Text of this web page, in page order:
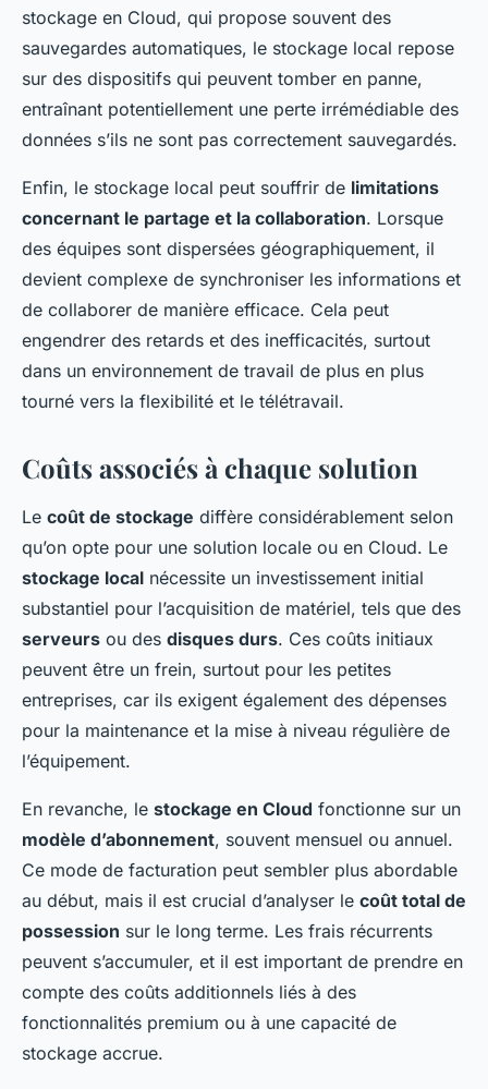
stockage en Cloud, qui propose souvent des
sauvegardes automatiques, le stockage local repose
sur des dispositifs qui peuvent tomber en panne,
entraînant potentiellement une perte irrémédiable des
données s’ils ne sont pas correctement sauvegardés.
Enfin, le stockage local peut souffrir de limitations
concernant le partage et la collaboration. Lorsque
des équipes sont dispersées géographiquement, il
devient complexe de synchroniser les informations et
de collaborer de manière efficace. Cela peut
engendrer des retards et des inefficacités, surtout
dans un environnement de travail de plus en plus
tourné vers la flexibilité et le télétravail.
Coûts associés à chaque solution
Le coût de stockage diffère considérablement selon
qu’on opte pour une solution locale ou en Cloud. Le
stockage local nécessite un investissement initial
substantiel pour l’acquisition de matériel, tels que des
serveurs ou des disques durs. Ces coûts initiaux
peuvent être un frein, surtout pour les petites
entreprises, car ils exigent également des dépenses
pour la maintenance et la mise à niveau régulière de
l’équipement.
En revanche, le stockage en Cloud fonctionne sur un
modèle d’abonnement, souvent mensuel ou annuel.
Ce mode de facturation peut sembler plus abordable
au début, mais il est crucial d’analyser le coût total de
possession sur le long terme. Les frais récurrents
peuvent s’accumuler, et il est important de prendre en
compte des coûts additionnels liés à des
fonctionnalités premium ou à une capacité de
stockage accrue.